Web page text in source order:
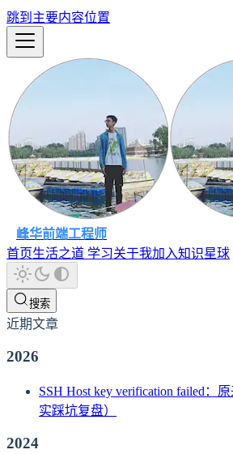
跳到主要内容位置
峰华前端工程师
首页生活之道 学习关于我加入知识星球
搜索
近期文章
2026
SSH Host key verification failed：
实踩坑复盘）
2024